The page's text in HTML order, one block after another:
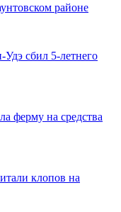
районе
сбил 5-летнего
ферму на средства
клопов на